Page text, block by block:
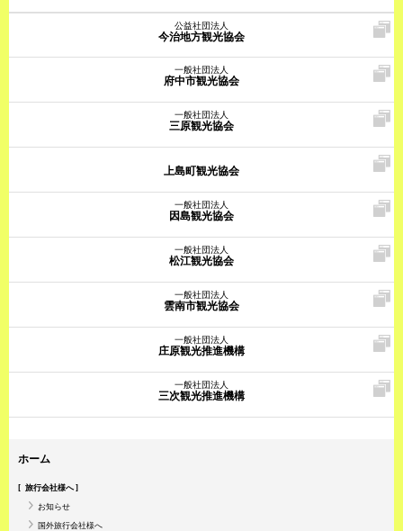
公益社団法人
今治地方観光協会
一般社団法人
府中市観光協会
一般社団法人
三原観光協会
上島町観光協会
一般社団法人
因島観光協会
一般社団法人
松江観光協会
一般社団法人
雲南市観光協会
一般社団法人
庄原観光推進機構
一般社団法人
三次観光推進機構
ホーム
旅行会社様へ
お知らせ
国外旅行会社様へ